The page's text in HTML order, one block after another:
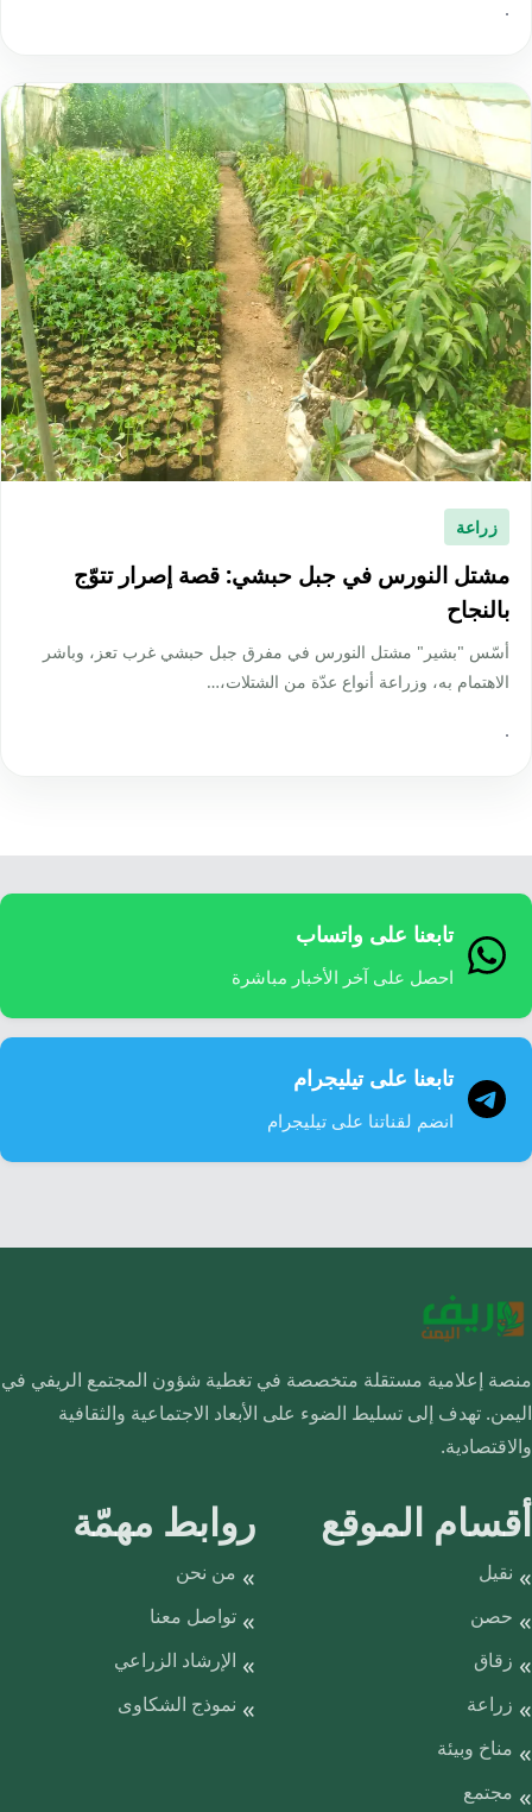
·
زراعة
مشتل النورس في جبل حبشي: قصة إصرار تتوّج
بالنجاح
أسّس "بشير" مشتل النورس في مفرق جبل حبشي غرب تعز، وباشر
الاهتمام به، وزراعة أنواع عدّة من الشتلات،…
·
تابعنا على واتساب
احصل على آخر الأخبار مباشرة
تابعنا على تيليجرام
انضم لقناتنا على تيليجرام
منصة إعلامية مستقلة متخصصة في تغطية شؤون المجتمع الريفي في
اليمن. تهدف إلى تسليط الضوء على الأبعاد الاجتماعية والثقافية
والاقتصادية.
أقسام الموقع
نقيل
حصن
زقاق
زراعة
مناخ وبيئة
مجتمع
روابط مهمّة
من نحن
تواصل معنا
الإرشاد الزراعي
نموذج الشكاوى